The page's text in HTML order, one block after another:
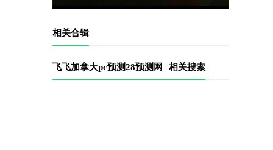
相关合辑
飞飞加拿大pc预测28预测网 相关搜索